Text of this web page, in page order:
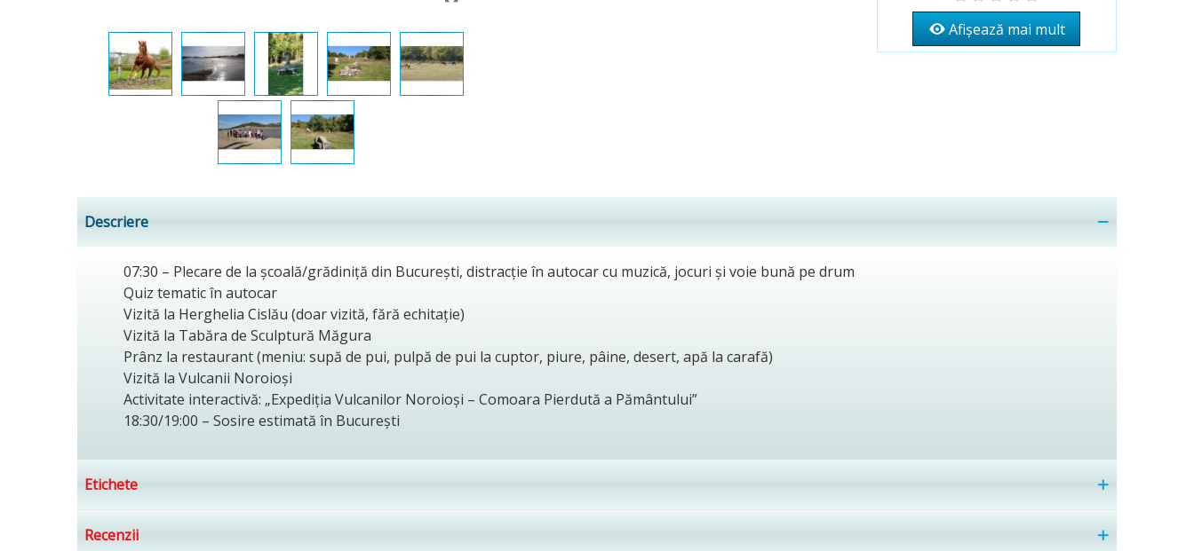
Afișează mai mult
Descriere
07:30 – Plecare de la școală/grădiniță din București, distracție în autocar cu muzică, jocuri și voie bună pe drum
Quiz tematic în autocar
Vizită la Herghelia Cislău (doar vizită, fără echitație)
Vizită la Tabăra de Sculptură Măgura
Prânz la restaurant (meniu: supă de pui, pulpă de pui la cuptor, piure, pâine, desert, apă la carafă)
Vizită la Vulcanii Noroioși
Activitate interactivă: „Expediția Vulcanilor Noroioși – Comoara Pierdută a Pământului”
18:30/19:00 – Sosire estimată în București
Etichete
Recenzii